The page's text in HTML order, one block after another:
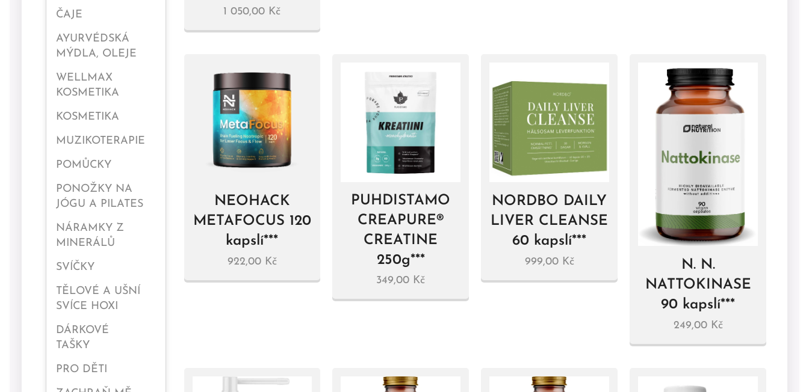
ČAJE
AYURVÉDSKÁ
MÝDLA, OLEJE
WELLMAX
KOSMETIKA
KOSMETIKA
MUZIKOTERAPIE
POMŮCKY
PONOŽKY NA
JÓGU A PILATES
NÁRAMKY Z
MINERÁLŮ
SVÍČKY
TĚLOVÉ A UŠNÍ
SVÍCE HOXI
DÁRKOVÉ
TAŠKY
PRO DĚTI
1 050,00 Kč
NEOHACK
METAFOCUS 120
kapslí***
922,00Kč
PUHDISTAMO
CREAPURE®
CREATINE
250g***
349,00 Kč
NORDBO DAILY
LIVER CLEANSE
60 kapslí***
999,00Kč
N. N.
NATTOKINASE
90 kapslí***
249,00Kč